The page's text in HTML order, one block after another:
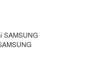
SAMSUNG